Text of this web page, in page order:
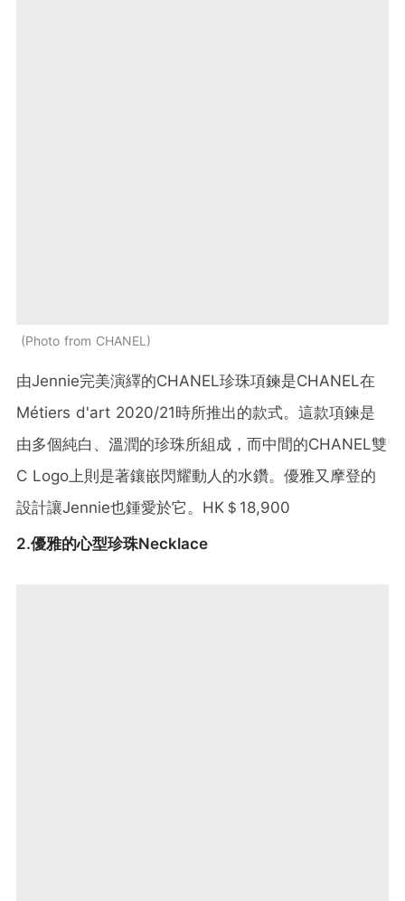
Photo from CHANEL
由Jennie完美演繹的CHANEL珍珠項鍊是CHANEL在
Métiers d'art 2020/21時所推出的款式。這款項鍊是
由多個純白、溫潤的珍珠所組成，而中間的CHANEL雙
C Logo上則是著鑲嵌閃耀動人的水鑽。優雅又摩登的
設計讓Jennie也鍾愛於它。HK＄18,900
2.優雅的心型珍珠Necklace